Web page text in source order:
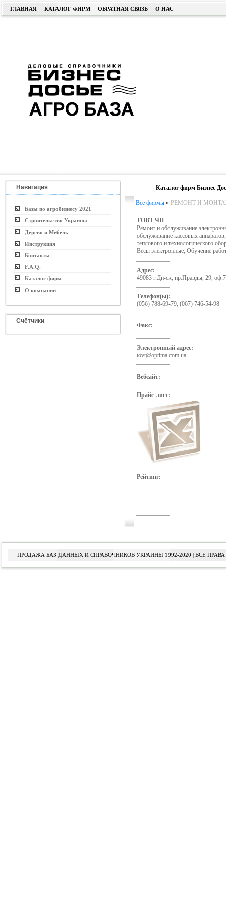
ГЛАВНАЯ КАТАЛОГ ФИРМ ОБРАТНАЯ СВЯЗЬ О НАС
Навигация
Базы по агробизнесу 2021
Строительство Украины
Дерево и Мебель
Инструкция
Контакты
F.A.Q.
Каталог фирм
О компании
Счётчики
Каталог фирм Бизнес
Все фирмы » РЕМОНТ И
ТОВТ ЧП
Ремонт и обслуживание
обслуживание кассовых
теплового и технологического
Весы электронные; Обучение
Адрес:
49083 г.Дн-ск, пр.Правды, 29,
Телефон(ы):
(056) 788-69-79, (067) 746-54-98
Факс:
Электронный адрес:
tovt@optima.com.ua
Вебсайт:
Прайс-лист:
Рейтинг:
ПРОДАЖА БАЗ ДАННЫХ И СПРАВОЧНИКОВ УКРАИНЫ 1992-2020 | ВСЕ